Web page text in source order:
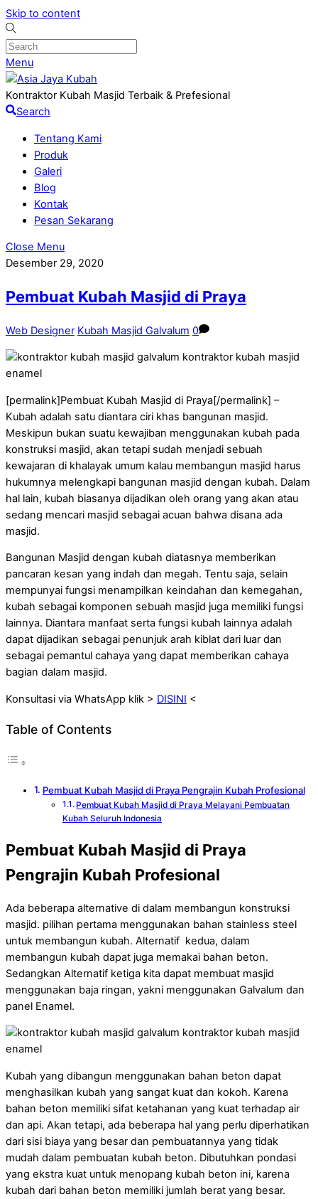
Skip to content
Menu
Kontraktor Kubah Masjid Terbaik & Prefesional
Search
Tentang Kami
Produk
Galeri
Blog
Kontak
Pesan Sekarang
Close Menu
Desember 29, 2020
Pembuat Kubah Masjid di Praya
Web Designer Kubah Masjid Galvalum 0
[permalink]Pembuat Kubah Masjid di Praya[/permalink] –
Kubah adalah satu diantara ciri khas bangunan masjid.
Meskipun bukan suatu kewajiban menggunakan kubah pada
konstruksi masjid, akan tetapi sudah menjadi sebuah
kewajaran di khalayak umum kalau membangun masjid harus
hukumnya melengkapi bangunan masjid dengan kubah. Dalam
hal lain, kubah biasanya dijadikan oleh orang yang akan atau
sedang mencari masjid sebagai acuan bahwa disana ada
masjid.
Bangunan Masjid dengan kubah diatasnya memberikan
pancaran kesan yang indah dan megah. Tentu saja, selain
mempunyai fungsi menampilkan keindahan dan kemegahan,
kubah sebagai komponen sebuah masjid juga memiliki fungsi
lainnya. Diantara manfaat serta fungsi kubah lainnya adalah
dapat dijadikan sebagai penunjuk arah kiblat dari luar dan
sebagai pemantul cahaya yang dapat memberikan cahaya
bagian dalam masjid.
Konsultasi via WhatsApp klik > DISINI <
Table of Contents
Pembuat Kubah Masjid di Praya Pengrajin Kubah Profesional
Pembuat Kubah Masjid di Praya Melayani Pembuatan
Kubah Seluruh Indonesia
Pembuat Kubah Masjid di Praya
Pengrajin Kubah Profesional
Ada beberapa alternative di dalam membangun konstruksi
masjid. pilihan pertama menggunakan bahan stainless steel
untuk membangun kubah. Alternatif kedua, dalam
membangun kubah dapat juga memakai bahan beton.
Sedangkan Alternatif ketiga kita dapat membuat masjid
menggunakan baja ringan, yakni menggunakan Galvalum dan
panel Enamel.
Kubah yang dibangun menggunakan bahan beton dapat
menghasilkan kubah yang sangat kuat dan kokoh. Karena
bahan beton memiliki sifat ketahanan yang kuat terhadap air
dan api. Akan tetapi, ada beberapa hal yang perlu diperhatikan
dari sisi biaya yang besar dan pembuatannya yang tidak
mudah dalam pembuatan kubah beton. Dibutuhkan pondasi
yang ekstra kuat untuk menopang kubah beton ini, karena
kubah dari bahan beton memiliki jumlah berat yang besar.